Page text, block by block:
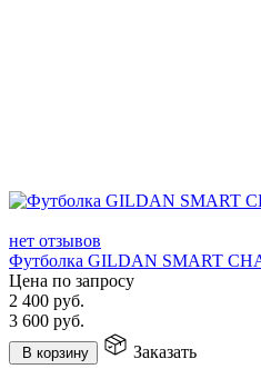
нет отзывов
Футболка GILDAN SMART
Цена по запросу
2 400 руб.
3 600 руб.
В корзину Заказать